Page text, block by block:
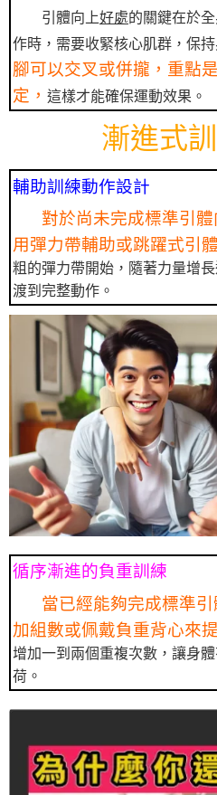
引體向上好處的關鍵在於
作時，需要收緊核心肌群，保
腳可以交叉或併攏，重點
定， 這樣才能確保運動效果。
漸進式
輔助訓練動作設計
對於尚未完成標準引
用彈力帶輔助或跳躍式引
粗的彈力帶開始，隨著力量增
渡到完整動作。
循序漸進的負重訓練
當已經能夠完成標準
加組數或佩戴負重背心來
增加一到兩個重複次數，讓身
荷。